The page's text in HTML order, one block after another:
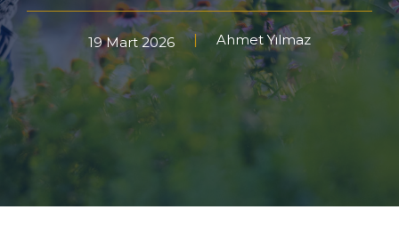
19 Mart 2026 Ahmet Yılmaz